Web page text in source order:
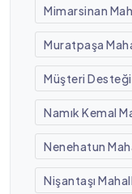
Mimarsinan
Muratpaşa
Müşteri Desteği
Namık Kemal
Nenehatun
Nişantaşı